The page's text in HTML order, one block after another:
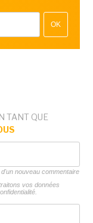
OK
TANT QUE
nouveau commentaire
vos données